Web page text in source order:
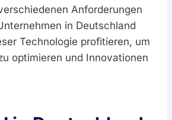
Anforderungen
in Deutschland
Technologie profitieren, um
optimieren und Innovationen